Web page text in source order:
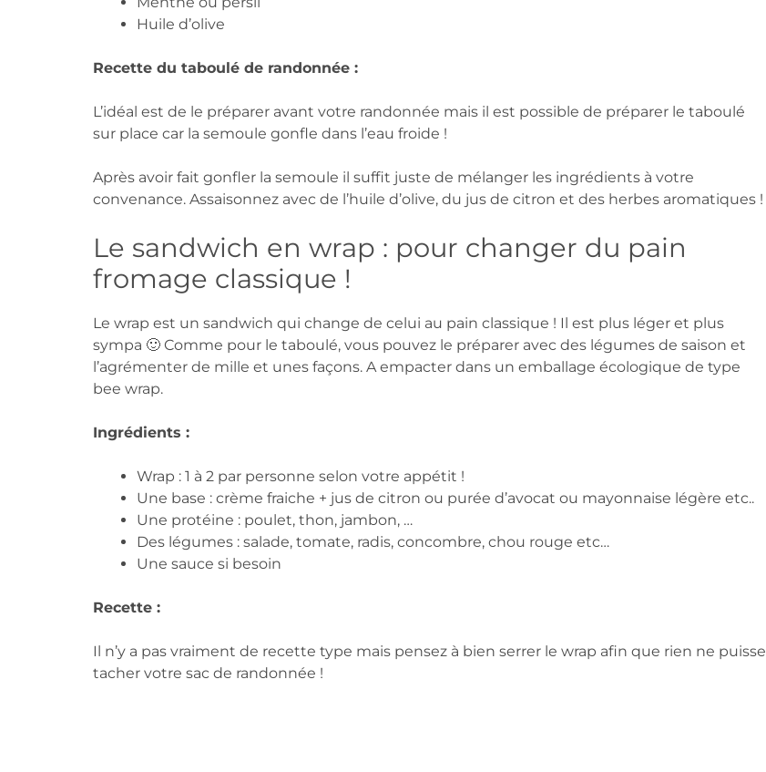
Huile d’olive
Recette du taboulé de randonnée :
L’idéal est de le préparer avant votre randonnée mais il est possible de préparer le taboulé
sur place car la semoule gonfle dans l’eau froide !
Après avoir fait gonfler la semoule il suffit juste de mélanger les ingrédients à votre
convenance. Assaisonnez avec de l’huile d’olive, du jus de citron et des herbes aromatiques !
Le sandwich en wrap : pour changer du pain
fromage classique !
Le wrap est un sandwich qui change de celui au pain classique ! Il est plus léger et plus
sympa 🙂 Comme pour le taboulé, vous pouvez le préparer avec des légumes de saison et
l’agrémenter de mille et unes façons. A empacter dans un emballage écologique de type
bee wrap.
Ingrédients :
Wrap : 1 à 2 par personne selon votre appétit !
Une base : crème fraiche + jus de citron ou purée d’avocat ou mayonnaise légère etc..
Une protéine : poulet, thon, jambon, …
Des légumes : salade, tomate, radis, concombre, chou rouge etc…
Une sauce si besoin
Recette :
Il n’y a pas vraiment de recette type mais pensez à bien serrer le wrap afin que rien ne puisse
tacher votre sac de randonnée !